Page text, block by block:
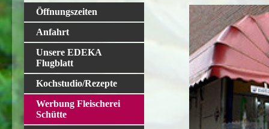
Öffnungszeiten
Anfahrt
Unsere EDEKA
Flugblatt
Kochstudio/Rezepte
Werbung Fleischerei
Schütte